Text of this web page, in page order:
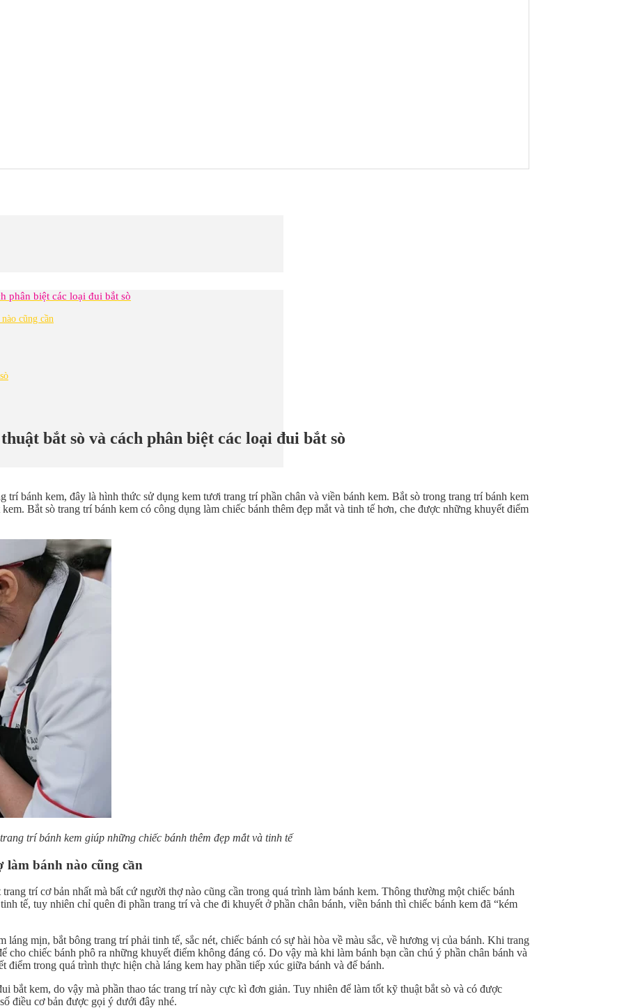
phân biệt các loại đui bắt sò
cũng cần
bắt sò và cách phân biệt các loại đui bắt sò
trí bánh kem, đây là hình thức sử dụng kem tươi trang trí phần chân và viền bánh kem. Bắt sò trong trang trí bánh kem
Bắt sò trang trí bánh kem có công dụng làm chiếc bánh thêm đẹp mắt và tinh tế hơn, che được những khuyết điểm
trí bánh kem giúp những chiếc bánh thêm đẹp mắt và tinh tế
làm bánh nào cũng cần
trí cơ bản nhất mà bất cứ người thợ nào cũng cần trong quá trình làm bánh kem. Thông thường một chiếc bánh
tế, tuy nhiên chỉ quên đi phần trang trí và che đi khuyết ở phần chân bánh, viền bánh thì chiếc bánh kem đã “kém
mịn, bắt bông trang trí phải tinh tế, sắc nét, chiếc bánh có sự hài hòa về màu sắc, về hương vị của bánh. Khi trang
cho chiếc bánh phô ra những khuyết điểm không đáng có. Do vậy mà khi làm bánh bạn cần chú ý phần chân bánh và
trong quá trình thực hiện chà láng kem hay phần tiếp xúc giữa bánh và đế bánh.
bắt kem, do vậy mà phần thao tác trang trí này cực kì đơn giản. Tuy nhiên để làm tốt kỹ thuật bắt sò và có được
điều cơ bản được gọi ý dưới đây nhé.